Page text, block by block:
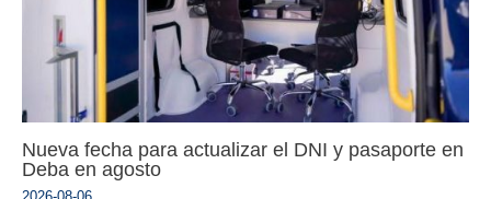
Nueva fecha para actualizar el DNI y pasaporte en
Deba en agosto